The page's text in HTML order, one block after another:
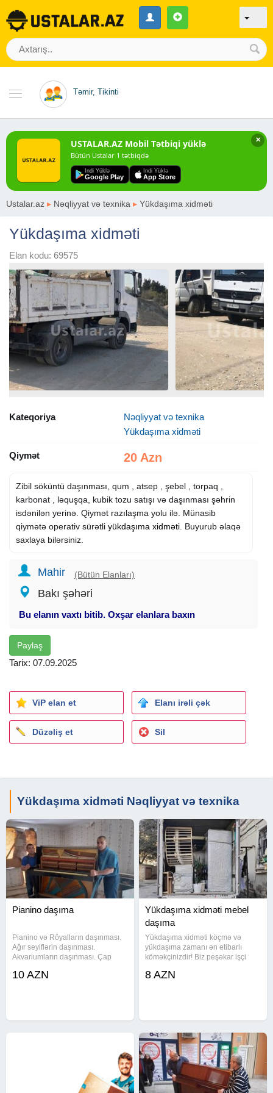
Təmir, Tikinti
✕
USTALAR.AZ Mobil Tətbiqi yüklə
Bütün Ustalar 1 tətbiqdə
Indi Yüklə
Google Play
Indi Yüklə
App Store
Ustalar.az ▸ Nəqliyyat və texnika ▸ Yükdaşıma xidməti
Yükdaşıma xidməti
Elan kodu: 69575
Kateqoriya
Nəqliyyat və texnika
Yükdaşıma xidməti
Qiymət 20 Azn
Zibil söküntü daşınması, qum , atsep , şebel , torpaq ,
karbonat , ləquşqa, kubik tozu satışı və daşınması şəhrin
isdənilən yerinə. Qiymət razılaşma yolu ilə. Münasib
qiymətə operativ sürətli yükdaşıma xidməti . Buyurub əlaqə
saxlaya bilərsiniz.
Mahir (Bütün Elanları)
Bakı şəhəri
Bu elanın vaxtı bitib. Oxşar elanlara baxın
Paylaş
Tarix: 07.09.2025
ViP elan et Elanı irəli çək
Düzəliş et Sil
Yükdaşıma xidməti Nəqliyyat və texnika
Pianino daşıma
Pianino və Röyalların daşınması.
Ağır seyiflərin daşınması.
Akvariumların daşınması. Çap
kravatların daşınması. Mərmər
10 AZN
Yükdaşıma xidməti mebel
daşıma
Yükdaşıma xidməti köçmə və
yükdaşıma zamanı ən etibarlı
köməkçinizdir! Biz peşəkar işçi
maşınlarımızla yükdaşıma işlərinizi
8 AZN